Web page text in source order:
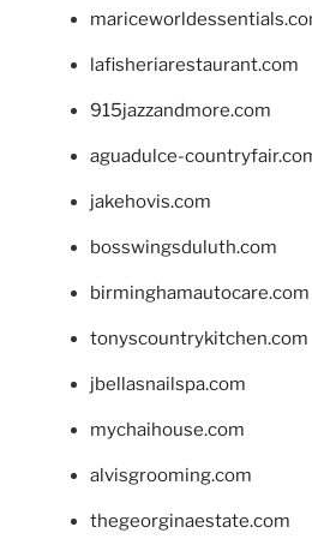
lafisheriarestaurant.com
915jazzandmore.com
aguadulce-
jakehovis.com
bosswingsduluth.com
birminghamautocare.com
tonyscountrykitchen.com
jbellasnailspa.com
mychaihouse.com
alvisgrooming.com
thegeorginaestate.com